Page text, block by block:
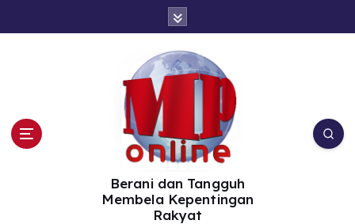
Berani dan Tangguh
Membela Kepentingan
Rakyat